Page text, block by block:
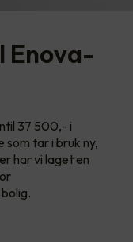
Enova-
37 500,- i
tar i bruk ny,
har vi laget en